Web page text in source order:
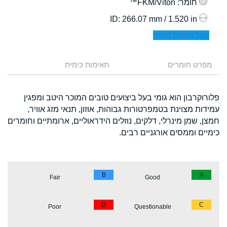
חומר: FKM/Viton™
: 266.07 mm / 1.520 in
קבל הצעת מחיר
מפרט חומרים תאימות כימית
פלורוקרבון הוא גומי בעל ביצועים טובים המוכר היטב ומפגין
עמידות מצוינת בטמפרטורות גבוהות, אוזון, תנאי מזג אוויר,
חמצן, שמן מינרלי, דלקים, נוזלים הידראוליים, ארומתיים וחומרים
כימיים וממסים אורגניים רבים.
A
Good
B
Fair
C
Questionable
D
Poor